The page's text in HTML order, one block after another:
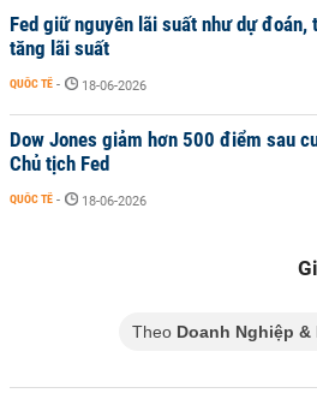
Fed giữ nguyên lãi suất như dự
tăng lãi suất
QUỐC TẾ - 18-06-2026
Dow Jones giảm hơn 500 điểm sau
Chủ tịch Fed
QUỐC TẾ - 18-06-2026
Theo Doanh Nghiệp &